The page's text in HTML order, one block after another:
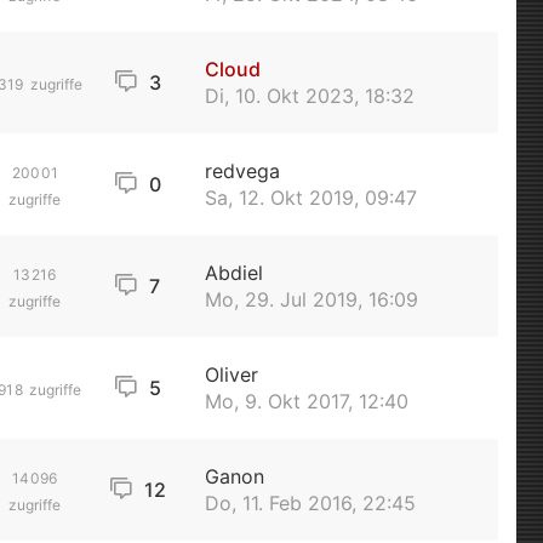
zugriffe 3
Cloud
Di, 10. Okt 2023, 18:32
20001
zugriffe
0
redvega
Sa, 12. Okt 2019, 09:47
13216
zugriffe
7
Abdiel
Mo, 29. Jul 2019, 16:09
zugriffe 5
Oliver
Mo, 9. Okt 2017, 12:40
14096
zugriffe
12
Ganon
Do, 11. Feb 2016, 22:45